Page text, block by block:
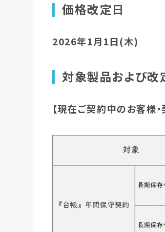
価格改定日
2026年1月1日(木)
対象製品および改
【現在ご契約中のお客様